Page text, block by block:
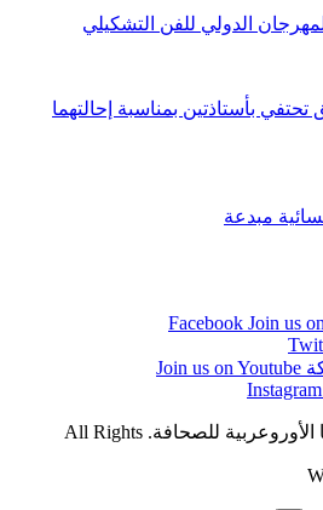
الدولي للفن التشكيلي
بأستاذتين بمناسبة إحالتهما
مبدعة
Join us
Join us on Youtube
Instagram
© 2026 - جريدة بريس ميديا الأوروعربية للصحافة. All Rights